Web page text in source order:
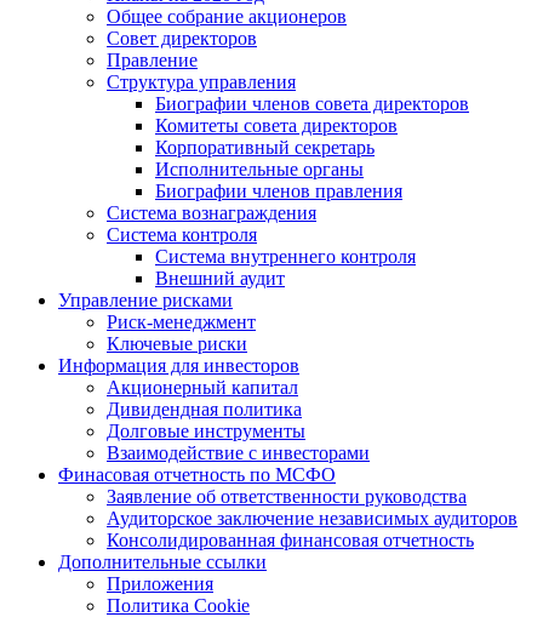
Общее собрание акционеров
Совет директоров
Правление
Структура управления
Биографии членов совета директоров
Комитеты совета директоров
Корпоративный секретарь
Исполнительные органы
Биографии членов правления
Система вознаграждения
Система контроля
Система внутреннего контроля
Внешний аудит
Управление рисками
Риск-менеджмент
Ключевые риски
Информация для инвесторов
Акционерный капитал
Дивидендная политика
Долговые инструменты
Взаимодействие с инвеcторами
Финасовая отчетность по МСФО
Заявление об ответственности руководства
Аудиторское заключение независимых аудиторов
Консолидированная финансовая отчетность
Дополнительные ссылки
Приложения
Политика Cookie